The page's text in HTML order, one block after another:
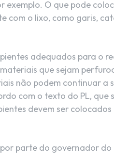
exemplo. O que pode
com o lixo, como garis,
adequados para o
que sejam
não podem continuar a
com o texto do PL, que
devem ser
parte do governador do